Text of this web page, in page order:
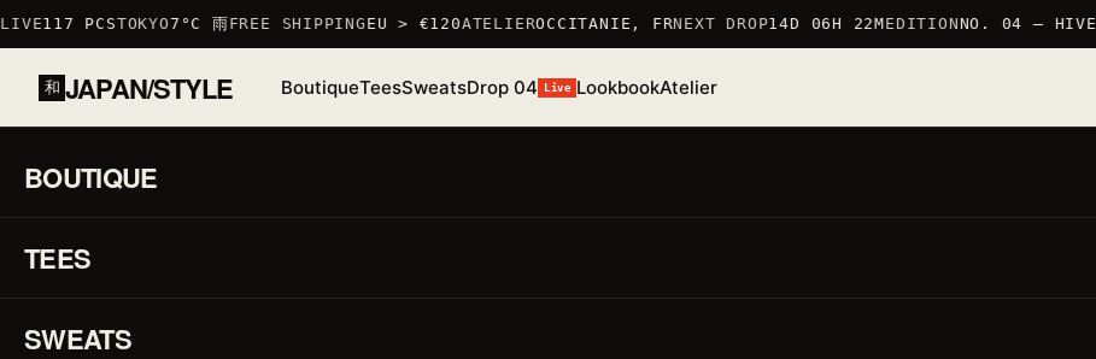
117 PCS TOKYO7°C 雨FREE SHIPPINGEU > €120ATELIER OCCITANIE, FRNEXT DROP 14D 06H 22MEDITION NO. 04 — HIVER
和 JAPAN/STYLE BoutiqueTeesSweatsDrop 04 Live LookbookAtelier
BOUTIQUE
TEES
SWEATS
01 / 03
RÉF. TSHIRT_BAKASHIRO · 100% COTON 190G/M² · MARQUÉ